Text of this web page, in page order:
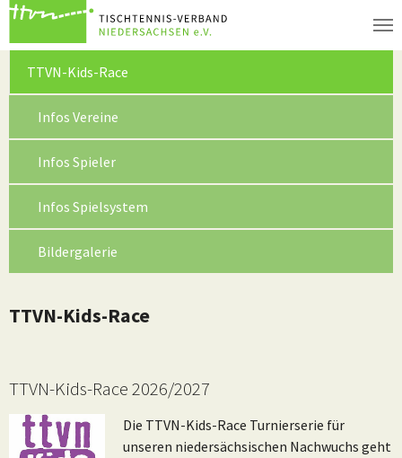
Zum Hauptinhalt springen
TTVN-Kids-Race
Infos Vereine
Infos Spieler
Infos Spielsystem
Bildergalerie
TTVN-Kids-Race
TTVN-Kids-Race 2026/2027
Die TTVN-Kids-Race Turnierserie für
unseren niedersächsischen Nachwuchs geht